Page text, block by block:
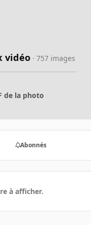
vidéo · 757 images
de la photo
Abonnés
à afficher.